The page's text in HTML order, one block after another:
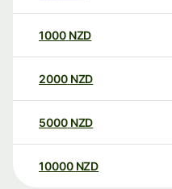
1000 NZD
2000 NZD
5000 NZD
10000 NZD